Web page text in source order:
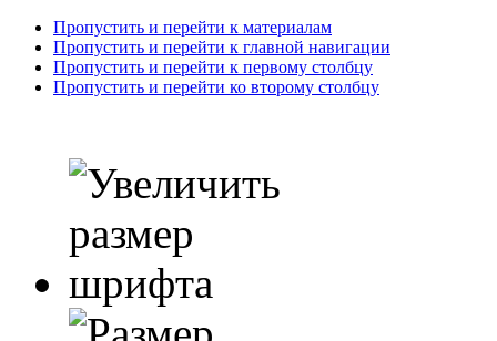
Пропустить и перейти к материалам
Пропустить и перейти к главной навигации
Пропустить и перейти к первому столбцу
Пропустить и перейти ко второму столбцу